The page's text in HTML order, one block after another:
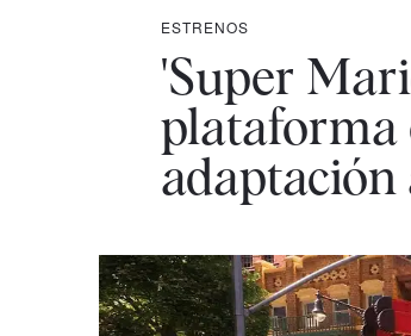
ESTRENOS
'Super
plataforma
adaptación